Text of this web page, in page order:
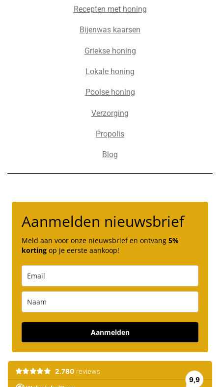
Recepten met honing
Bijenwas kaarsen
Griekse honing
Lokale honing
Poolse honing
Verzorging
Propolis
Blog
Aanmelden nieuwsbrief
Meld aan voor onze nieuwsbrief en ontvang 5%
korting op je eerste aankoop!
Aanmelden